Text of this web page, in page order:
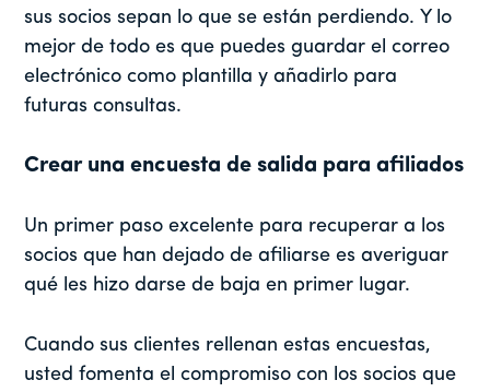
sus socios sepan lo que se están perdiendo. Y lo
mejor de todo es que puedes guardar el correo
electrónico como plantilla y añadirlo para
futuras consultas.
Crear una encuesta de salida para afiliados
Un primer paso excelente para recuperar a los
socios que han dejado de afiliarse es averiguar
qué les hizo darse de baja en primer lugar.
Cuando sus clientes rellenan estas encuestas,
usted fomenta el compromiso con los socios que